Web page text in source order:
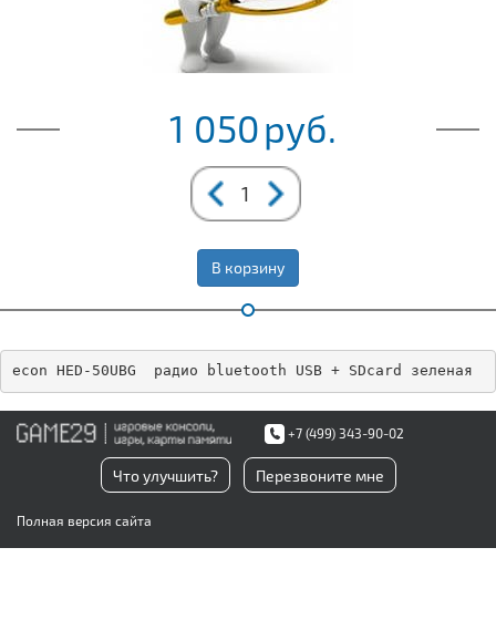
1 050руб.
В корзину
econ HED-50UBG  радио bluetooth USB + SDcard зеленая
+7 (499) 343-90-02
Что улучшить? Перезвоните мне
Полная версия сайта